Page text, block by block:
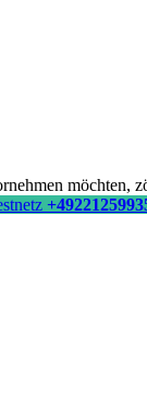
möchten,